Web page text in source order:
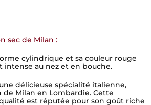
sec de Milan :
cylindrique et sa couleur rouge
intense au nez et en bouche.
délicieuse spécialité italienne,
Milan en Lombardie. Cette
est réputée pour son goût riche